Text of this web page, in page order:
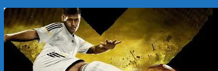
Перейти
к
содержимому